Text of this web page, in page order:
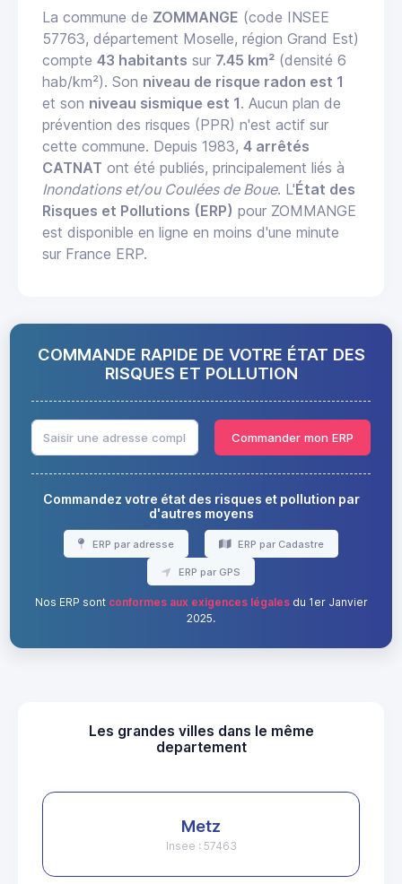
La commune de ZOMMANGE (code INSEE
57763, département Moselle, région Grand Est)
compte 43 habitants sur 7.45 km² (densité 6
hab/km²). Son niveau de risque radon est 1
et son niveau sismique est 1. Aucun plan de
prévention des risques (PPR) n'est actif sur
cette commune. Depuis 1983, 4 arrêtés
CATNAT ont été publiés, principalement liés à
Inondations et/ou Coulées de Boue. L'État des
Risques et Pollutions (ERP) pour ZOMMANGE
est disponible en ligne en moins d'une minute
sur France ERP.
COMMANDE RAPIDE DE VOTRE ÉTAT DES
RISQUES ET POLLUTION
Commander mon ERP
Commandez votre état des risques et pollution par
d'autres moyens
ERP par adresse ERP par Cadastre
ERP par GPS
Nos ERP sont conformes aux exigences légalesdu 1er Janvier
2025.
Les grandes villes dans le même
departement
Metz
Insee : 57463